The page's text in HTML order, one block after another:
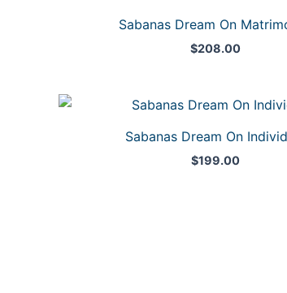
Sabanas Dream On
$208.00
Sabanas Dream On
$199.00